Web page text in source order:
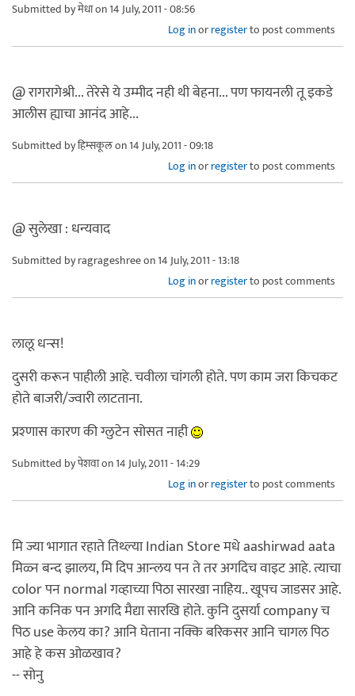
Submitted byमेधाon 14 July, 2011 - 08:56
Log inorregisterto post comments
@ रागरागेश्री... तेरेसे ये उम्मीद नही थी बेहना... पण फायनली तू इकडे
आलीस ह्याचा आनंद आहे...
Submitted byहिम्सकूलon 14 July, 2011 - 09:18
Log inorregisterto post comments
@ सुलेखा : धन्यवाद
Submitted byragrageshreeon 14 July, 2011 - 13:18
Log inorregisterto post comments
लालू धन्स!
दुसरी करून पाहीली आहे. चवीला चांगली होते. पण काम जरा किचकट
होते बाजरी/ज्वारी लाटताना.
प्रश्णास कारण की ग्लुटेन सोसत नाही
Submitted byपेशवाon 14 July, 2011 - 14:29
Log inorregisterto post comments
मि ज्या भागात रहाते तिथ्ल्या Indian Store मधे aashirwad aata
मिळ्न बन्द झालय, मि दिप आन्लय पन ते तर अगदिच वाइट आहे. त्याचा
color पन normal गव्हाच्या पिठा सारखा नाहिय.. खूपच जाडसर आहे.
आनि कनिक पन अगदि मैद्या सारखि होते. कुनि दुसर्या company च
पिठ use केलय का? आनि घेताना नक्कि बरिकसर आनि चागल पिठ
आहे हे कस ओळखाव?
-- सोनु